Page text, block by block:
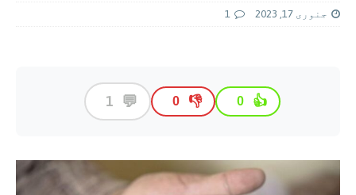
جنوری 17, 2023 1
👍
0
👎
0
💬
1